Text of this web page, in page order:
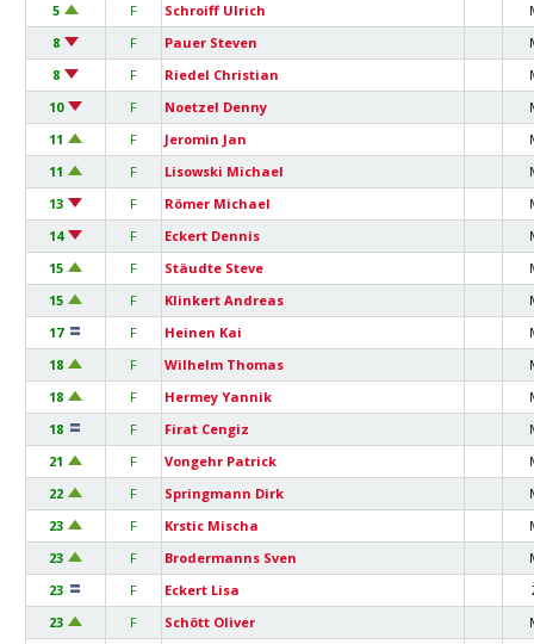
5
F Schroiff Ulrich
8
F Pauer Steven
8
F Riedel Christian
10
F Noetzel Denny
11
F Jeromin Jan
11
F Lisowski Michael
13
F Römer Michael
14
F Eckert Dennis
15
F Stäudte Steve
15
F Klinkert Andreas
17
F Heinen Kai
18
F Wilhelm Thomas
18
F Hermey Yannik
18
F Firat Cengiz
21
F Vongehr Patrick
22
F Springmann Dirk
23
F Krstic Mischa
23
F Brodermanns Sven
23
F Eckert Lisa
23
F Schött Oliver